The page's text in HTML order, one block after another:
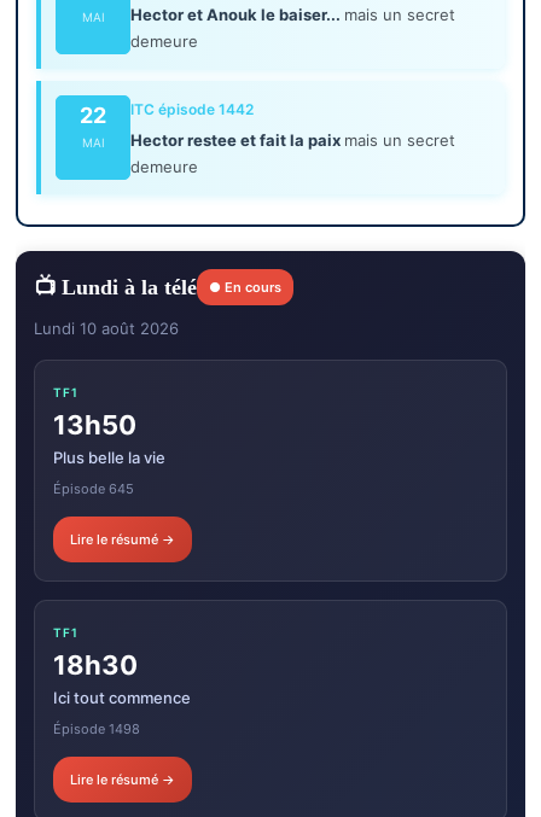
MAI Hector et Anouk le baiser... mais un secret
demeure
22
MAI
ITC épisode 1442
Hector restee et fait la paix mais un secret
demeure
📺 Lundi à la télé ● En cours
Lundi 10 août 2026
TF1
13h50
Plus belle la vie
Épisode 645
Lire le résumé →
TF1
18h30
Ici tout commence
Épisode 1498
Lire le résumé →